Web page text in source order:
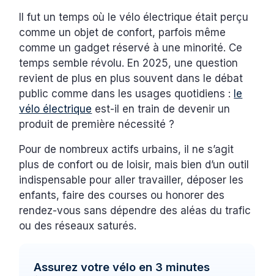
Il fut un temps où le vélo électrique était perçu
comme un objet de confort, parfois même
comme un gadget réservé à une minorité. Ce
temps semble révolu. En 2025, une question
revient de plus en plus souvent dans le débat
public comme dans les usages quotidiens : le
vélo électrique est-il en train de devenir un
produit de première nécessité ?
Pour de nombreux actifs urbains, il ne s’agit
plus de confort ou de loisir, mais bien d’un outil
indispensable pour aller travailler, déposer les
enfants, faire des courses ou honorer des
rendez-vous sans dépendre des aléas du trafic
ou des réseaux saturés.
Assurez votre vélo en 3 minutes